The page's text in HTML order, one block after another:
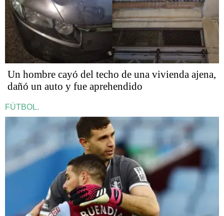
Un hombre cayó del techo de una vivienda ajena,
dañó un auto y fue aprehendido
FÚTBOL.